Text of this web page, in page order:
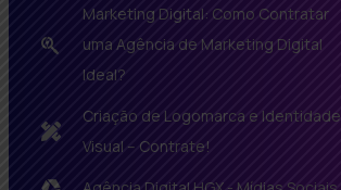
Marketing Digital: Como Contratar
uma Agência de Marketing Digital
Ideal?
Criação de Logomarca e Identidade
Visual – Contrate!